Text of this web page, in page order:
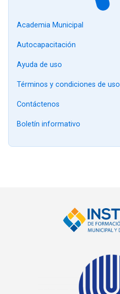
Academia Municipal
Autocapacitación
Ayuda de uso
Términos y condiciones de uso
Contáctenos
Boletín informativo